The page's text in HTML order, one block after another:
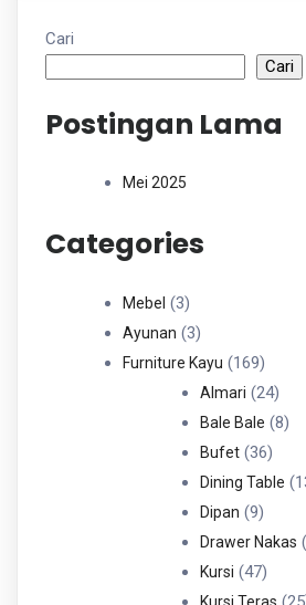
Cari
Cari
Postingan Lama
Mei 2025
Categories
Mebel 33
Produk
Ayunan 33
Produk
Furniture Kayu 169169
Produk
Almari 2424
Bale Bale 88
Bufet 3636
Dining Table
Dipan 99
Drawer Nakas
Kursi 4747